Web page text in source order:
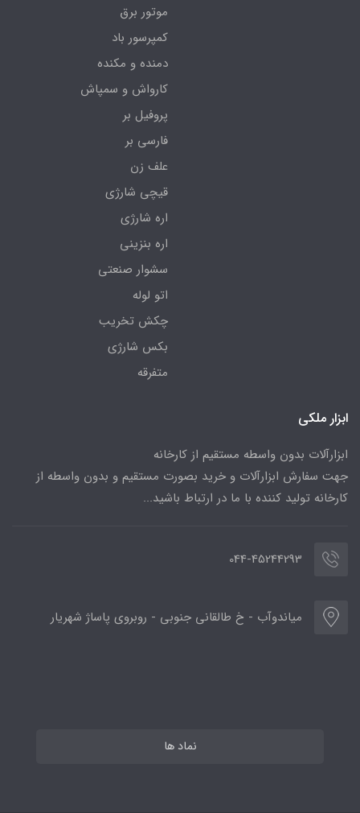
موتور برق
کمپرسور باد
دمنده و مکنده
کارواش و سمپاش
پروفیل بر
فارسی بر
علف زن
قیچی شارژی
اره شارژی
اره بنزینی
سشوار صنعتی
اتو لوله
چکش تخریب
بکس شارژی
متفرقه
ابزار ملکی
ابزارآلات بدون واسطه مستقیم از کارخانه
جهت سفارش ابزارآلات و خرید بصورت مستقیم و بدون واسطه از
کارخانه تولید کننده با ما در ارتباط باشید...
044-45244293
میاندوآب - خ طالقانی جنوبی - روبروی پاساژ شهریار
نماد ها